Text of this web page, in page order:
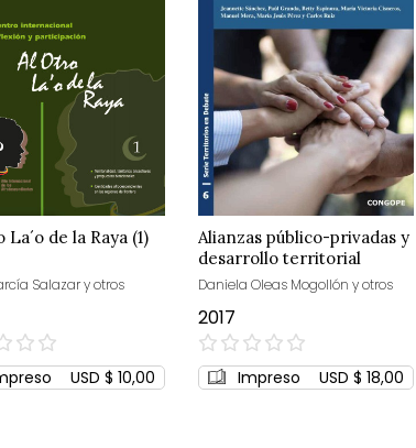
La´o de la Raya (1)
Salazar y otros
USD $ 10,00
Alianzas público-privadas y
desarrollo territorial
Daniela Oleas Mogollón y otros
2017
0%
Impreso USD $ 18,00